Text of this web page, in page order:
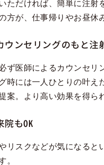
ただければ、簡単に注射
方が、仕事帰りやお昼休
ウンセリングのもと注
ず医師によるカウンセリ
時には一人ひとりの叶
案。より高い効果を得ら
もOK
リスクなどが気になると
。